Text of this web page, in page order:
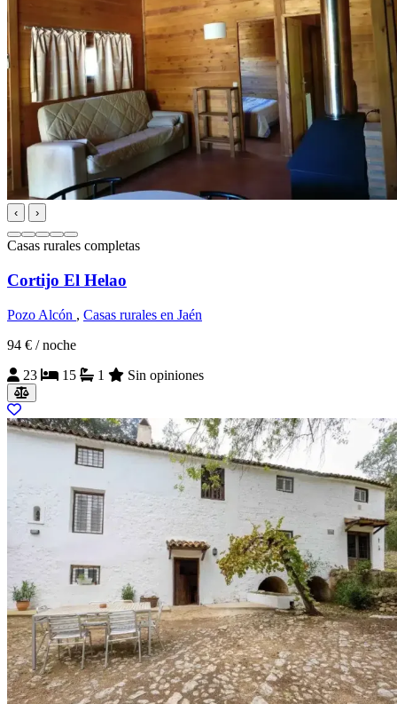
‹ ›
Casas rurales completas
Cortijo El Helao
Pozo Alcón , Casas rurales en Jaén
94 € / noche
23
15 1 Sin opiniones